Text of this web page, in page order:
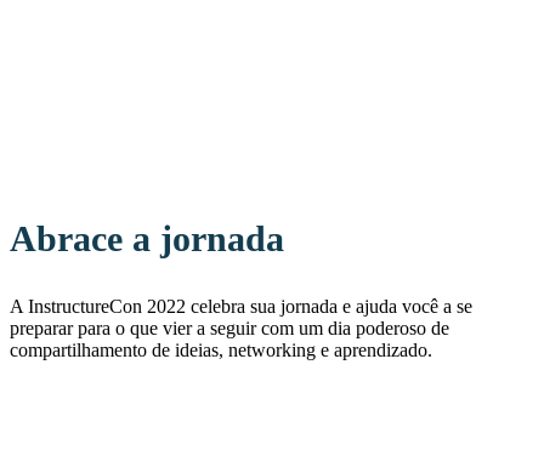
Abrace a jornada
A InstructureCon 2022 celebra sua jornada e ajuda você a se
preparar para o que vier a seguir com um dia poderoso de
compartilhamento de ideias, networking e aprendizado.